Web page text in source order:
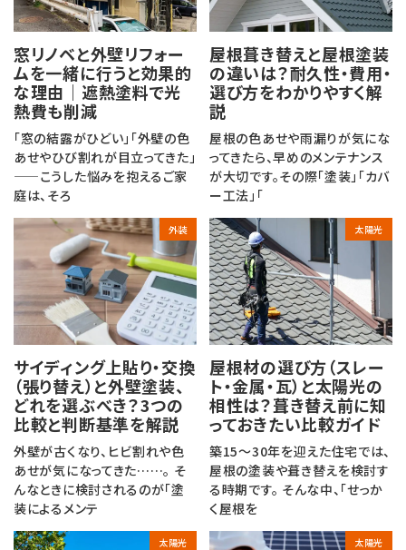
窓リノベと外壁リフォー
ムを一緒に行うと効果的
な理由｜遮熱塗料で光
熱費も削減
「窓の結露がひどい」「外壁の色
あせやひび割れが目立ってきた」
——こうした悩みを抱えるご家
庭は、そろ
屋根葺き替えと屋根塗装
の違いは？耐久性・費用・
選び方をわかりやすく解
説
屋根の色あせや雨漏りが気にな
ってきたら、早めのメンテナンス
が大切です。その際「塗装」「カバ
ー工法」「
外装
サイディング上貼り・交換
（張り替え）と外壁塗装、
どれを選ぶべき？3つの
比較と判断基準を解説
外壁が古くなり、ヒビ割れや色
あせが気になってきた……。 そ
んなときに検討されるのが「塗
装によるメンテ
太陽光
屋根材の選び方（スレー
ト・金属・瓦）と太陽光の
相性は？葺き替え前に知
っておきたい比較ガイド
築15〜30年を迎えた住宅では、
屋根の塗装や葺き替えを検討す
る時期です。 そんな中、「せっか
く屋根を
太陽光 太陽光